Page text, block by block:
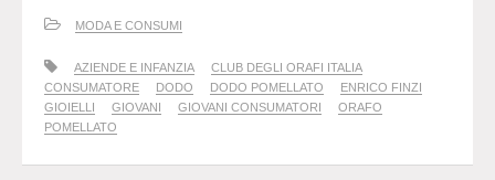
MODA E CONSUMI
AZIENDE E INFANZIA
CLUB DEGLI ORAFI ITALIA
CONSUMATORE
DODO DODO POMELLATO
ENRICO FINZI
GIOIELLI
GIOVANI GIOVANI CONSUMATORI
ORAFO
POMELLATO